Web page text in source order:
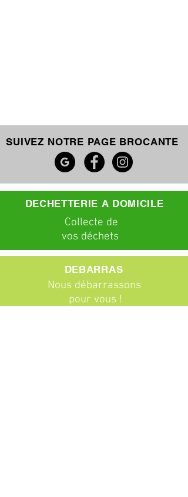
SUIVEZ NOTRE PAGE BROCANTE
DECHETTERIE A DOMICILE
Collecte de
vos déchets
DEBARRAS
Nous débarrassons
pour vous !